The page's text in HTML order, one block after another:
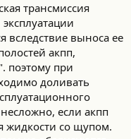
трансмиссия
вследствие выноса ее
акпп,
поэтому при
доливать
если акпп
жидкости со щупом.